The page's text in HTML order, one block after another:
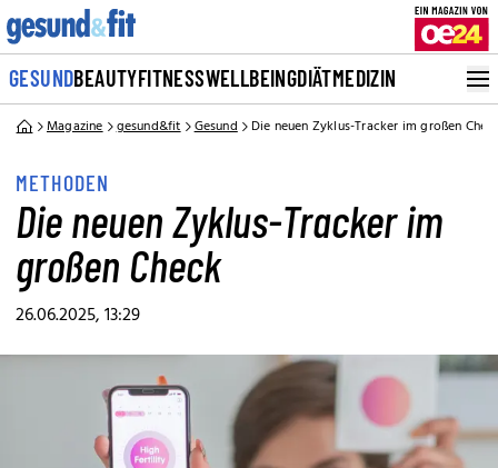
GESUNDBEAUTYFITNESSWELLBEINGDIÄTMEDIZIN
Magazine gesund&fit Gesund Die neuen Zyklus-Tracker im großen
METHODEN
Die neuen Zyklus-Tracker im
großen Check
26.06.2025, 13:29